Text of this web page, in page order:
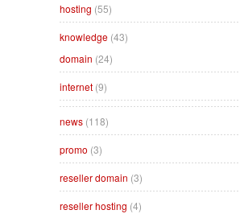
hosting (55)
knowledge (43)
domain (24)
internet (9)
news (118)
promo (3)
reseller domain (3)
reseller hosting (4)